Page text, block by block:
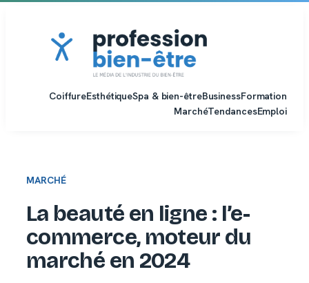
CoiffureEsthétiqueSpa & bien-êtreBusinessFormation
MarchéTendancesEmploi
MARCHÉ
La beauté en ligne : l’e-
commerce, moteur du
marché en 2024